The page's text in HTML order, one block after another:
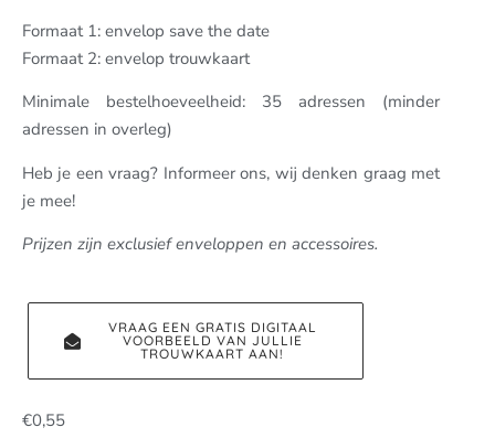
Formaat 1: envelop save the date
Formaat 2: envelop trouwkaart
Minimale bestelhoeveelheid: 35 adressen (minder
adressen in overleg)
Heb je een vraag? Informeer ons, wij denken graag met
je mee!
Prijzen zijn exclusief enveloppen en accessoires.
VRAAG EEN GRATIS DIGITAAL
VOORBEELD VAN JULLIE
TROUWKAART AAN!
€0,55